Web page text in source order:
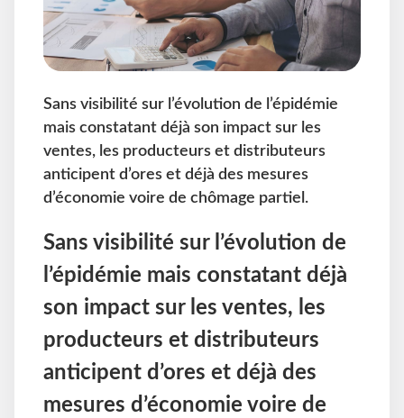
Sans visibilité sur l’évolution de l’épidémie
mais constatant déjà son impact sur les
ventes, les producteurs et distributeurs
anticipent d’ores et déjà des mesures
d’économie voire de chômage partiel.
Sans visibilité sur l’évolution de
l’épidémie mais constatant déjà
son impact sur les ventes, les
producteurs et distributeurs
anticipent d’ores et déjà des
mesures d’économie voire de